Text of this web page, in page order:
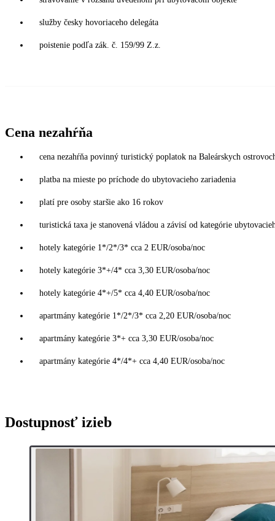
služby česky hovoriaceho delegáta
poistenie podľa zák. č. 159/99 Z.z.
Cena nezahŕňa
cena nezahŕňa povinný turistický poplatok na Baleárskych
platba na mieste po príchode do ubytovacieho zariadenia
platí pre osoby staršie ako 16 rokov
turistická taxa je stanovená vládou a závisí od kategórie
hotely kategórie 1*/2*/3* cca 2 EUR/osoba/noc
hotely kategórie 3*+/4* cca 3,30 EUR/osoba/noc
hotely kategórie 4*+/5* cca 4,40 EUR/osoba/noc
apartmány kategórie 1*/2*/3* cca 2,20 EUR/osoba/noc
apartmány kategórie 3*+ cca 3,30 EUR/osoba/noc
apartmány kategórie 4*/4*+ cca 4,40 EUR/osoba/noc
Dostupnosť izieb